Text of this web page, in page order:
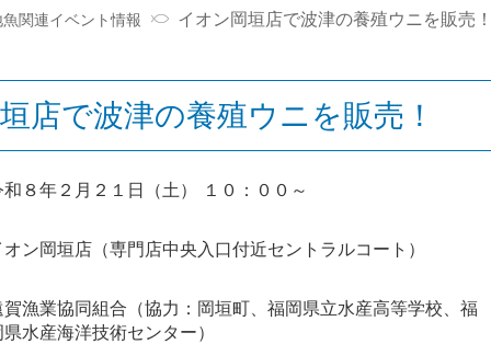
魚関連イベント情報 イオン岡垣店で波津の養殖ウニを販売！
店で波津の養殖ウニを販売！
和８年２月２１日（土） １０：００～
オン岡垣店（専門店中央入口付近セントラルコート）
賀漁業協同組合（協力：岡垣町、福岡県立水産高等学校、福
県水産海洋技術センター）